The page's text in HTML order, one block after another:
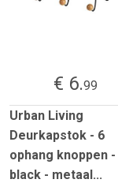
€ 6.99
Urban Living
Deurkapstok - 6
ophang knoppen -
black - metaal...